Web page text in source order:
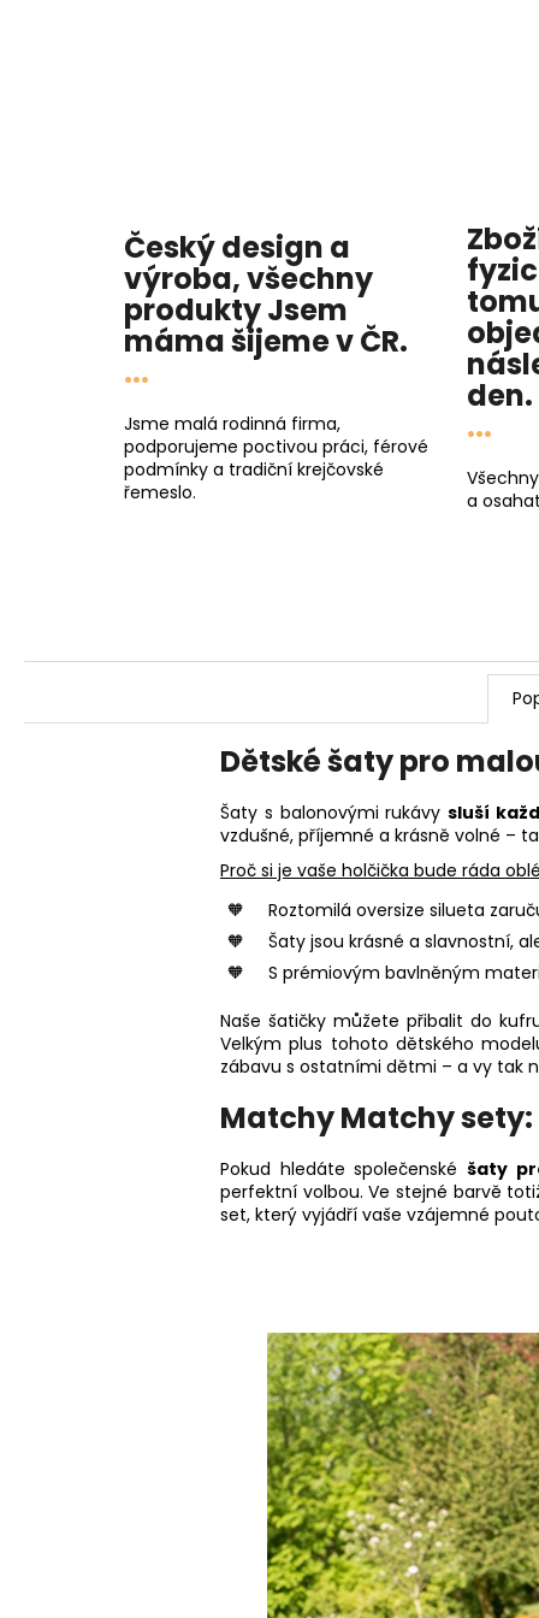
Český design a
výroba, všechny
produktyJsem
mámašijeme v ČR.
...
Jsme malá rodinná firma,
podporujeme poctivou práci, férové
podmínky a tradiční krejčovské
řemeslo.
den.
...
a
Dětské šaty pro
Šaty s balonovými rukávysluší
vzdušné, příjemné a krásně volné –
Proč si je vaše holčička bude ráda
Roztomilá oversize silueta
Šaty jsou krásné a slavnostní,
S prémiovým bavlněným
Naše šatičky můžete přibalit do
Velkým plus tohoto dětského
zábavu s ostatními dětmi – a vy tak
Matchy Matchy
Pokud hledáte společenské šaty
perfektní volbou. Ve stejné barvě
set, který vyjádří vaše vzájemné